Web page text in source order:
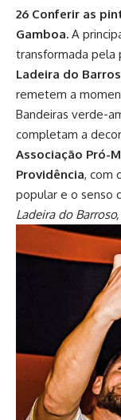
26 Conferir as
Gamboa. A
transformada pela
Ladeira do
remetem a
Bandeiras verde-
completam a
Associação Pró-
Providência, com
popular e o senso
Ladeira do